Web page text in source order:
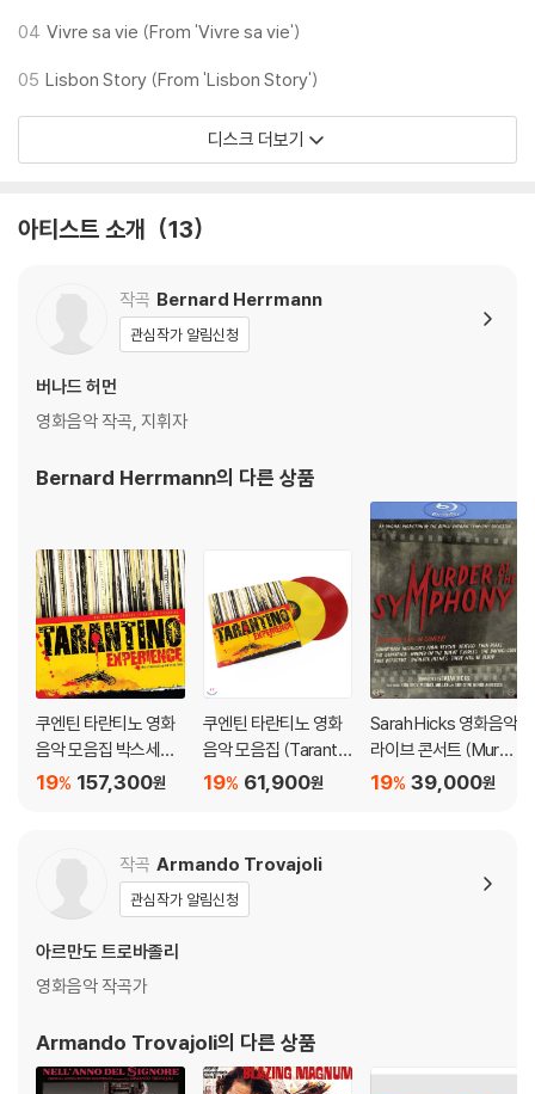
04 Vivre sa vie (From 'Vivre sa vie')
05 Lisbon Story (From 'Lisbon Story')
디스크 더보기
아티스트 소개 13
작곡 Bernard Herrmann
관심작가 알림신청
버나드 허먼
영화음악 작곡, 지휘자
Bernard Herrmann의 다른 상품
쿠엔틴 타란티노 영화
음악 모음집 박스세트
(The Tarantino Exp
157,300원
19%
쿠엔틴 타란티노 영화
음악 모음집 (Tarantin
o Experience) [옐로
61,900원
19%
Sarah Hicks 영화음악
라이브 콘서트 (Murde
r at the Symphony)
39,000원
19%
작곡 Armando Trovajoli
관심작가 알림신청
아르만도 트로바졸리
영화음악 작곡가
Armando Trovajoli의 다른 상품